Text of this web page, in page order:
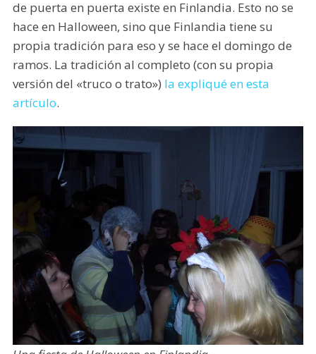
de puerta en puerta existe en Finlandia. Esto no se
hace en Halloween, sino que Finlandia tiene su
propia tradición para eso y se hace el domingo de
ramos. La tradición al completo (con su propia
versión del «truco o trato») la expliqué en esta
artículo.